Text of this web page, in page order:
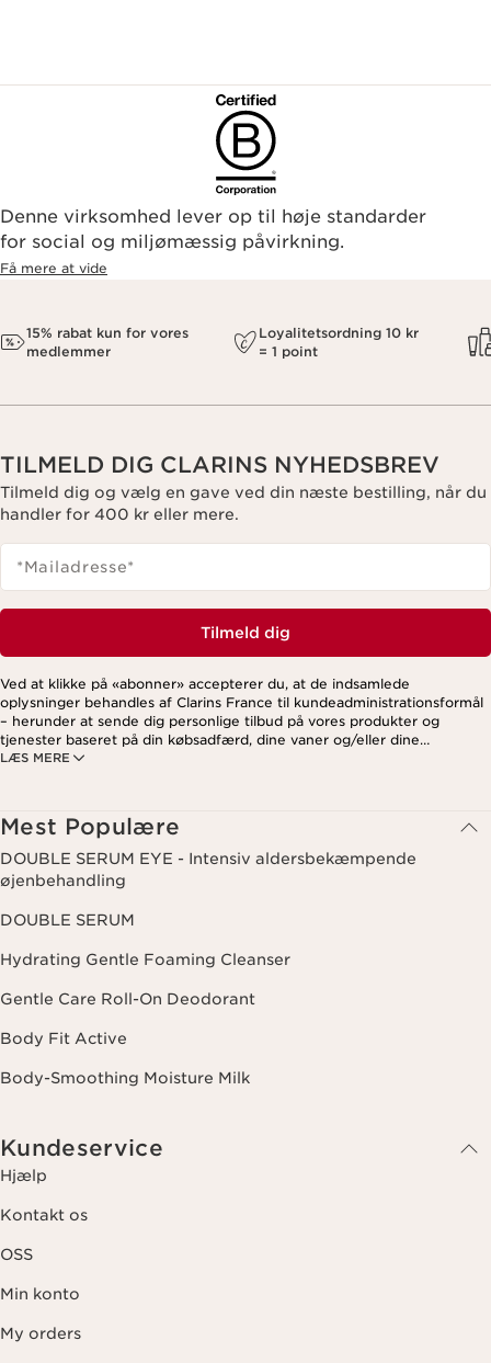
Denne virksomhed lever op til høje standarder
for social og miljømæssig påvirkning.
Få mere at vide
15% rabat kun for vores
medlemmer
Loyalitetsordning 10 kr
= 1 point
TILMELD DIG CLARINS NYHEDSBREV
Tilmeld dig og vælg en gave ved din næste bestilling, når du
handler for 400 kr eller mere.
*Mailadresse*
Tilmeld dig
LÆS MERE
Ved at klikke på «abonner» accepterer du, at de indsamlede
oplysninger behandles af Clarins France til kundeadministrationsformål
– herunder at sende dig personlige tilbud på vores produkter og
tjenester baseret på din købsadfærd, dine vaner og/eller dine
interesser. Dette kan også omfatte visning på sociale medier og
nyhedsbrev. For mere information om, hvordan vi håndterer dine data
og dine rettigheder, se venligst vores
Mest Populære
DOUBLE SERUM EYE - Intensiv aldersbekæmpende
øjenbehandling
DOUBLE SERUM
Hydrating Gentle Foaming Cleanser
Gentle Care Roll-On Deodorant
Body Fit Active
Body-Smoothing Moisture Milk
Kundeservice
Hjælp
Kontakt os
OSS
Min konto
My orders